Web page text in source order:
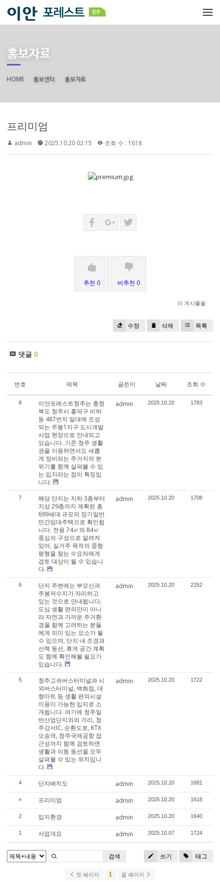
메뉴 건너뛰기
홍보자료
HOME 홍보센터 홍보자료
프리미엄
admin 2025.10.20 02:15 조회 수 : 1618
추천 0 비추천 0
이 게시물을
수정 삭제 목록
댓글 0
번호 제목 글쓴이 날짜 조회 수
8
이안포레스트청주는 충청
북도 청주시 흥덕구 비하
동 487번지 일대에 조성
되는 주봉1지구 도시개발
사업 현장으로 안내되고
있습니다. 기존 청주 생활
권을 이용하면서도 새롭
게 정비되는 주거지의 분
위기를 함께 살펴볼 수 있
는 입지라는 점이 특징입
니다.
admin 2025.10.20 1783
7
해당 단지는 지하 3층부터
지상 29층까지 계획된 총
699세대 규모의 장기일반
민간임대주택으로 확인됩
니다. 전용 74㎡와 84㎡
중심의 구성으로 알려져
있어, 실거주 목적의 중형
평형을 찾는 수요자에게
검토 대상이 될 수 있습니
다.
admin 2025.10.20 1708
6
단지 주변에는 부모산과
주봉저수지가 자리하고
있는 것으로 안내됩니다.
도심 생활 편의만이 아니
라 자연과 가까운 주거환
경을 함께 고려하는 분들
에게 의미 있는 요소가 될
수 있으며, 단지 내 조경과
산책 동선, 휴게 공간 계획
도 함께 확인해볼 필요가
있습니다.
admin 2025.10.20 2252
5
청주고속버스터미널과 시
외버스터미널, 백화점, 대
형마트 등 생활 편의시설
이용이 가능한 입지로 소
개됩니다. 여기에 청주일
반산업단지와의 거리, 청
주강서IC, 순환도로, KTX
오송역, 청주국제공항 접
근성까지 함께 검토하면
생활과 이동 동선을 모두
살펴볼 수 있는 위치입니
다.
admin 2025.10.20 1722
4 단지배치도 admin 2025.10.20 1681
» 프리미엄 admin 2025.10.20 1618
2 입지환경 admin 2025.10.20 1640
1 사업개요 admin 2025.10.07 1724
쓰기 태그
검색
첫 페이지 1 끝 페이지